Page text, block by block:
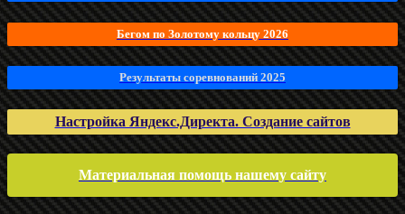
Бегом по Золотому кольцу 2026
Результаты соревнований 2025
Настройка Яндекс.Директа. Создание сайтов
Материальная помощь нашему сайту